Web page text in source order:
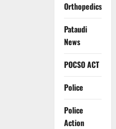
Orthopedics
Pataudi
News
POCSO ACT
Police
Police
Action